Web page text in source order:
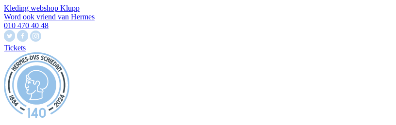
Kleding webshop Klupp
Word ook vriend van Hermes
010 470 40 48
Tickets